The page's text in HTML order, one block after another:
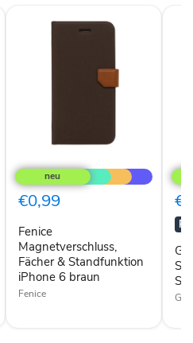
Magnetverschluss,
Fächer
&
Standfunktion
6
braun
€0,99
Fenice
Magnetverschluss,
Fächer & Standfunktion
iPhone 6 braun
Fenice
für
6